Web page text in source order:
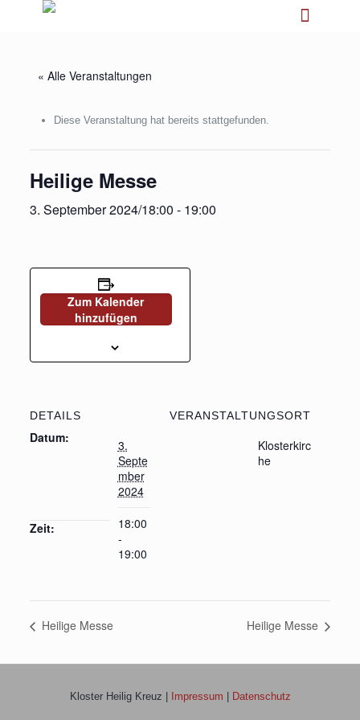
« Alle Veranstaltungen
Diese Veranstaltung hat bereits stattgefunden.
Heilige Messe
3. September 2024/18:00 - 19:00
Zum Kalender
hinzufügen
DETAILS
Datum:
3.
Septe
mber
2024
Zeit:
18:00
-
19:00
VERANSTALTUNGSORT
Klosterkirc
he
Heilige Messe Heilige Messe
Kloster Heilig Kreuz | Impressum | Datenschutz
und zu Ihren Rechten als Benutzer finden Sie in unserer
stimme zu“, um Cookies zu akzeptieren und direkt unsere
Zulassen